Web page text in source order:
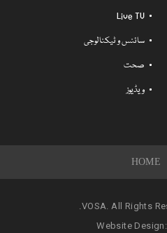
Live TV
سائنس و ٹیکنالوجی
صحت
ویڈیوز
HOME
Website Design: